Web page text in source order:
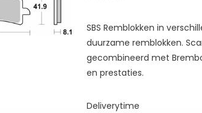
SBS Remblokken in
duurzame remblokken.
gecombineerd met
en prestaties.
Deliverytime